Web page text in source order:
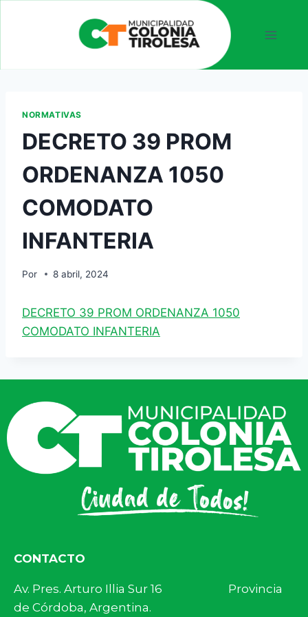
NORMATIVAS
DECRETO 39 PROM
ORDENANZA 1050
COMODATO
INFANTERIA
Por 8 abril, 2024
DECRETO 39 PROM ORDENANZA 1050
COMODATO INFANTERIA
CONTACTO
Av. Pres. Arturo Illia Sur 16 Provincia
de Córdoba, Argentina.